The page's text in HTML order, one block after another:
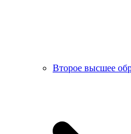
Второе высшее